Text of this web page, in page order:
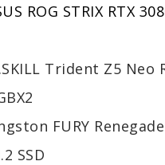
ROG STRIX RTX
Trident Z5 Neo
FURY
SSD